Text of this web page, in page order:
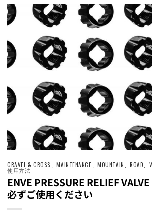
GRAVEL & CROSS、MAINTENANCE、MOUNTAIN、ROAD、
使用方法
ENVE PRESSURE RELIEF
必ずご使用ください